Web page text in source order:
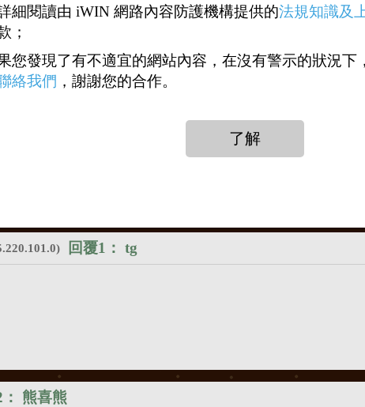
識的話留TG~謝謝大家
回覆1： tg
熊喜熊
細閱讀由 iWIN 網路內容防護機構提供的法規知識及
；
您發現了有不適宜的網站內容，在沒有警示的狀況下
絡我們 ，謝謝您的合作。